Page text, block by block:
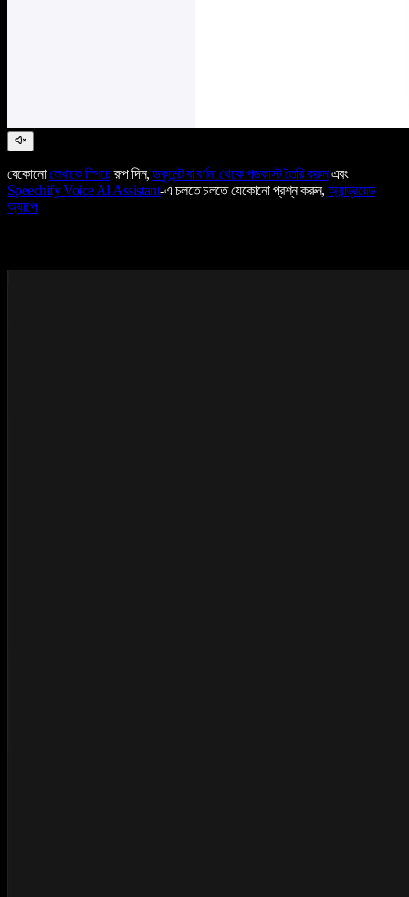
যেকোনোলেখাকে স্পিচেরূপ দিন, ডকুমেন্ট বা বর্ণনা থেকে পডকাস্ট তৈরি করুনএবং
Speechify Voice AI Assistant-এ চলতে চলতে যেকোনো প্রশ্ন করুন,অ্যান্ড্রয়েড
অ্যাপে